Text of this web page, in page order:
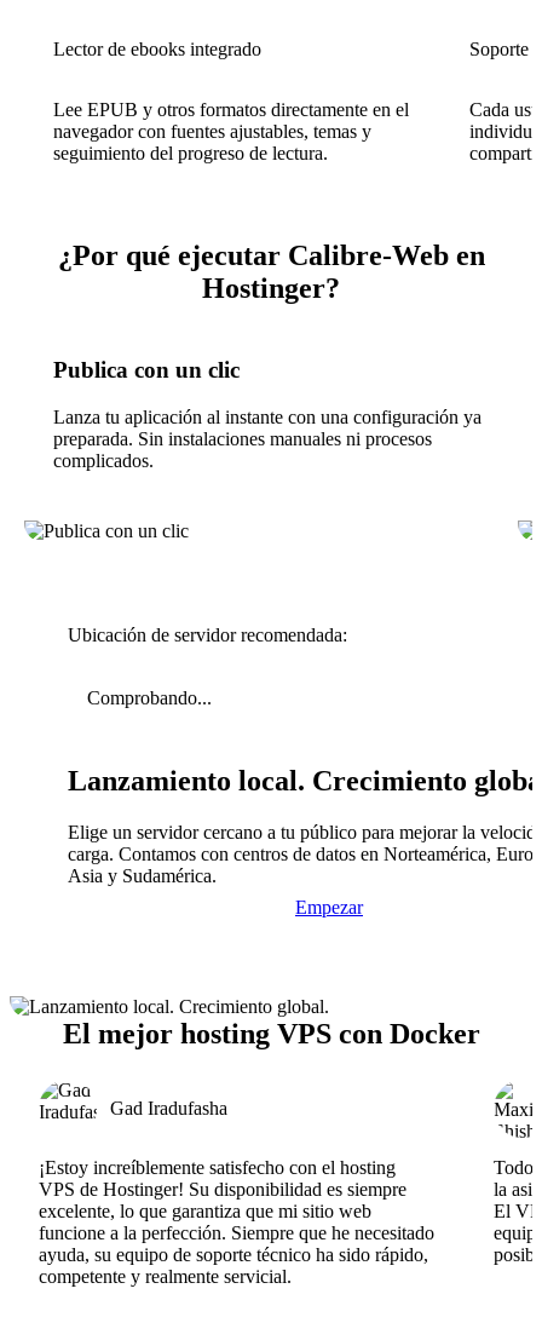
Lector de ebooks integrado
Lee EPUB y otros formatos directamente en el
navegador con fuentes ajustables, temas y
seguimiento del progreso de lectura.
Soporte
Cada
¿Por qué ejecutar Calibre-Web en
Hostinger?
Publica con un clic
Lanza tu aplicación al instante con una configuración ya
preparada. Sin instalaciones manuales ni procesos
complicados.
Ubicación de servidor recomendada:
Comprobando...
Lanzamiento local. Crecimiento
Elige un servidor cercano a tu público para mejorar la
carga. Contamos con centros de datos en Norteamérica,
Asia y Sudamérica.
Empezar
El mejor hosting VPS con Docker
Gad Iradufasha
¡Estoy increíblemente satisfecho con el hosting
VPS de Hostinger! Su disponibilidad es siempre
excelente, lo que garantiza que mi sitio web
funcione a la perfección. Siempre que he necesitado
ayuda, su equipo de soporte técnico ha sido rápido,
competente y realmente servicial.
Todo
la
El